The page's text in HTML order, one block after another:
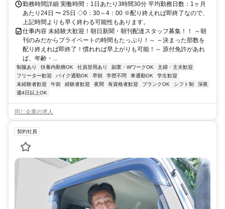
勤務時間詳細 実働時間：1日あたり3時間30分 平均勤務日数：1ヶ月
あたり24日 〜 25日 ◇0：30～4：00 ※配り終えれば即終了なので、
上記時間よりも早く終わる可能性もあります。
仕事内容 未経験大歓迎！朝日新聞・朝刊配達スタッフ募集！！ ～朝
刊のみだからプライベートの時間もたっぷり！～ ～決まった部数を
配り終えれば即終了！慣れれば早上がりも可能！～ 原付免許があれ
ば、年齢・...
制服あり 扶養内勤務OK 社員登用あり 副業・WワークOK
主婦・主夫歓迎
フリーター歓迎
バイク通勤OK 早朝 学歴不問 車通勤OK
学生歓迎
未経験者歓迎
午前 経験者歓迎 夜間 有資格者歓迎 ブランクOK シフト制
深夜
週4日以上OK
同じ企業の求人
契約社員